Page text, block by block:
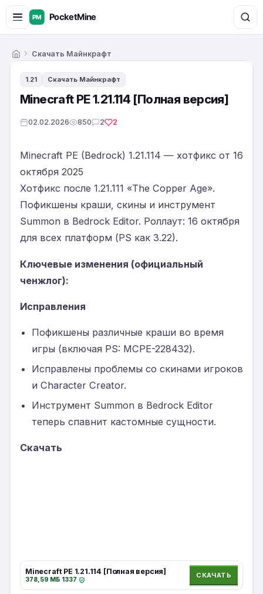
ГлавнаяСкачать Майнкрафт
1.21 Скачать Майнкрафт
Minecraft PE 1.21.114 [Полная версия]
02.02.2026 850 2 2
Minecraft PE (Bedrock) 1.21.114 — хотфикс от 16
октября 2025
Хотфикс после 1.21.111 «The Copper Age».
Пофикшены краши, скины и инструмент
Summon в Bedrock Editor. Роллаут: 16 октября
для всех платформ (PS как 3.22).
Ключевые изменения (официальный
ченжлог):
Исправления
Пофикшены различные краши во время
игры (включая PS: MCPE-228432).
Исправлены проблемы со скинами игроков
и Character Creator.
Инструмент Summon в Bedrock Editor
теперь спавнит кастомные сущности.
Скачать
Minecraft PE 1.21.114 [Полная версия]
378,59 МБ·1337·
СКАЧАТЬ